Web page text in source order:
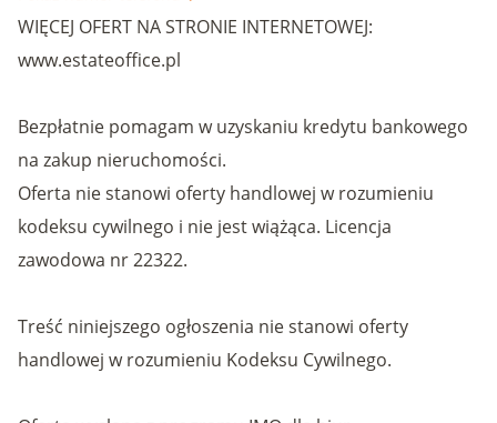
WIĘCEJ OFERT NA STRONIE INTERNETOWEJ:
www.estateoffice.pl
Bezpłatnie pomagam w uzyskaniu kredytu bankowego
na zakup nieruchomości.
Oferta nie stanowi oferty handlowej w rozumieniu
kodeksu cywilnego i nie jest wiążąca. Licencja
zawodowa nr 22322.
Treść niniejszego ogłoszenia nie stanowi oferty
handlowej w rozumieniu Kodeksu Cywilnego.